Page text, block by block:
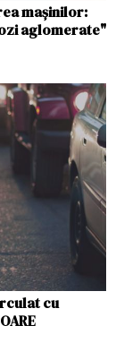
maşinilor:
aglomerate"
cu